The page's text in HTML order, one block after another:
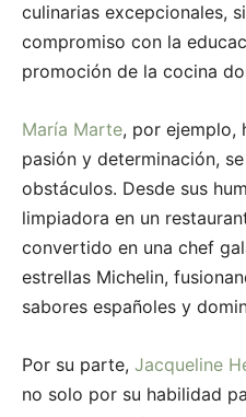
culinarias excepcionales,
compromiso con la
promoción de la cocina
María Marte, por ejemplo,
pasión y determinación,
obstáculos. Desde sus
limpiadora en un
convertido en una chef
estrellas Michelin,
sabores españoles y
Por su parte, Jacqueline
no solo por su habilidad